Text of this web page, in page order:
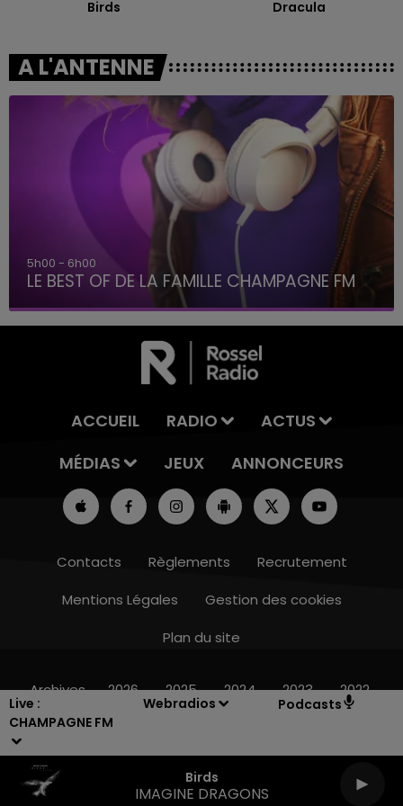
Live :
CHAMPAGNE FM
Webradios Podcasts
Birds
IMAGINE DRAGONS
Birds Dracula
A L'ANTENNE
FM
6h00 - 10h00
La Famille
ACCUEIL RADIO
ACTUS
MÉDIAS
JEUX ANNONCEURS
Contacts Règlements
Recrutement
Mentions Légales
Gestion des cookies
Plan du site
Archives 2026 2025 2024 2023 2022